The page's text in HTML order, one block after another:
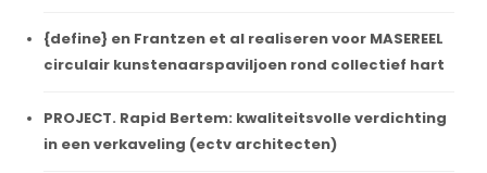
{define} en Frantzen et al realiseren voor MASEREEL
circulair kunstenaarspaviljoen rond collectief hart
PROJECT. Rapid Bertem: kwaliteitsvolle verdichting
in een verkaveling (ectv architecten)